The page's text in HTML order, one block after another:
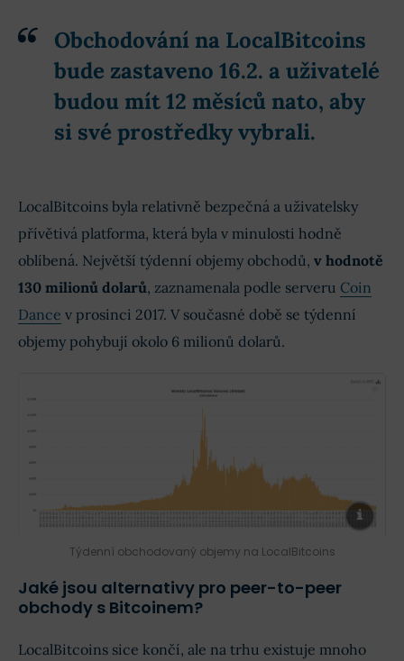
Obchodování na LocalBitcoins
bude zastaveno 16.2. a uživatelé
budou mít 12 měsíců nato, aby
si své prostředky vybrali.
LocalBitcoins byla relativně bezpečná a uživatelsky
přívětivá platforma, která byla v minulosti hodně
oblíbená. Největší týdenní objemy obchodů, v hodnotě
130 milionů dolarů, zaznamenala podle serveru Coin
Dance v prosinci 2017. V současné době se týdenní
objemy pohybují okolo 6 milionů dolarů.
Týdenní obchodovaný objemy na LocalBitcoins
Jaké jsou alternativy pro peer-to-peer
obchody s Bitcoinem?
LocalBitcoins sice končí, ale na trhu existuje mnoho